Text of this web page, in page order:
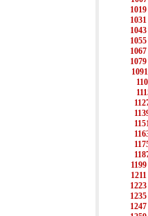
1019
1031
1043
1055
1067
1079
1091
1199
1211
1223
1235
1247